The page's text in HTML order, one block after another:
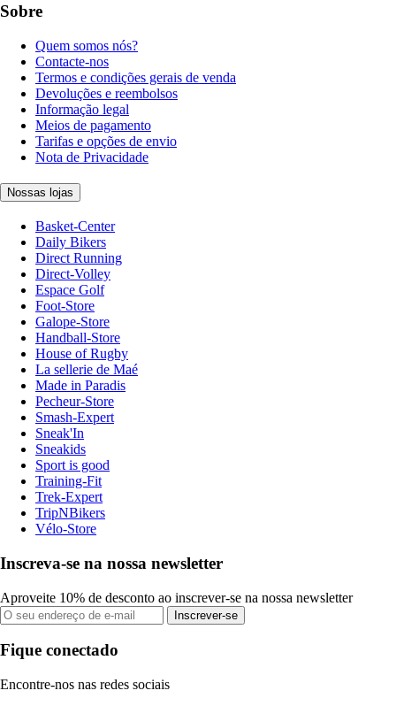
Sobre
Quem somos nós?
Contacte-nos
Termos e condições gerais de venda
Devoluções e reembolsos
Informação legal
Meios de pagamento
Tarifas e opções de envio
Nota de Privacidade
Nossas lojas
Basket-Center
Daily Bikers
Direct Running
Direct-Volley
Espace Golf
Foot-Store
Galope-Store
Handball-Store
House of Rugby
La sellerie de Maé
Made in Paradis
Pecheur-Store
Smash-Expert
Sneak'In
Sneakids
Sport is good
Training-Fit
Trek-Expert
TripNBikers
Vélo-Store
Inscreva-se na nossa newsletter
Aproveite 10% de desconto ao inscrever-se na nossa newsletter
Inscrever-se
Fique conectado
Encontre-nos nas redes sociais